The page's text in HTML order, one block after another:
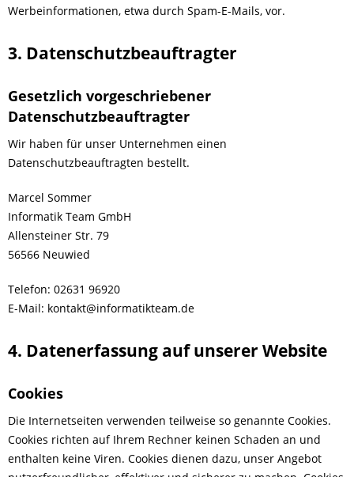
Werbeinformationen, etwa durch Spam-E-Mails, vor.
3. Datenschutzbeauftragter
Gesetzlich vorgeschriebener
Datenschutzbeauftragter
Wir haben für unser Unternehmen einen
Datenschutzbeauftragten bestellt.
Marcel Sommer
Informatik Team GmbH
Allensteiner Str. 79
56566 Neuwied
Telefon: 02631 96920
E-Mail: kontakt@informatikteam.de
4. Datenerfassung auf unserer Website
Cookies
Die Internetseiten verwenden teilweise so genannte Cookies.
Cookies richten auf Ihrem Rechner keinen Schaden an und
enthalten keine Viren. Cookies dienen dazu, unser Angebot